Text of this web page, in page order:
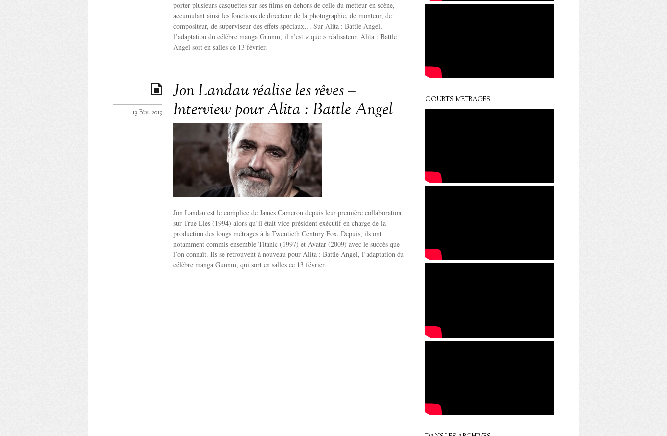
porter plusieurs casquettes sur ses films en dehors de celle du metteur en scène,
accumulant ainsi les fonctions de directeur de la photographie, de monteur, de
compositeur, de superviseur des effets spéciaux… Sur Alita : Battle Angel,
l’adaptation du célèbre manga Gunnm, il n’est « que » réalisateur. Alita : Battle
Angel sort en salles ce 13 février.
Jon Landau réalise les rêves –
Interview pour Alita : Battle Angel
13 Fév. 2019
Jon Landau est le complice de James Cameron depuis leur première collaboration
sur True Lies (1994) alors qu’il était vice-président exécutif en charge de la
production des longs métrages à la Twentieth Century Fox. Depuis, ils ont
notamment commis ensemble Titanic (1997) et Avatar (2009) avec le succès que
l’on connaît. Ils se retrouvent à nouveau pour Alita : Battle Angel, l’adaptation du
célèbre manga Gunnm, qui sort en salles ce 13 février.
COURTS METRAGES